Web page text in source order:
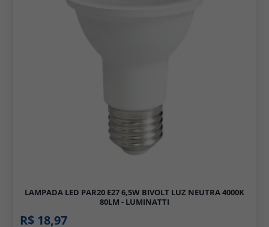
LAMPADA LED PAR20 E27 6,5W BIVOLT LUZ NEUTRA 4000K
80LM - LUMINATTI
R$ 18,97